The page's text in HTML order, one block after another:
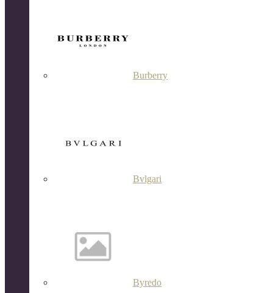
Burberry
Bvlgari
Byredo